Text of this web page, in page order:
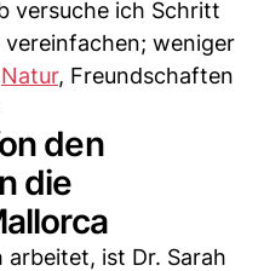
versuche ich Schritt
weniger
Natur, Freundschaften
den
die
arbeitet, ist Dr. Sarah